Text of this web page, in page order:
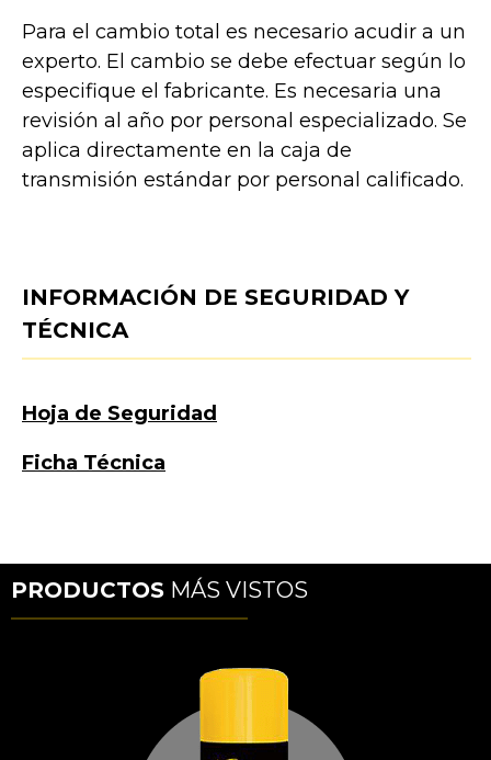
Para el cambio total es necesario acudir a un
experto. El cambio se debe efectuar según lo
especifique el fabricante. Es necesaria una
revisión al año por personal especializado. Se
aplica directamente en la caja de
transmisión estándar por personal calificado.
INFORMACIÓN DE SEGURIDAD Y
TÉCNICA
Hoja de Seguridad
Ficha Técnica
PRODUCTOS MÁS VISTOS